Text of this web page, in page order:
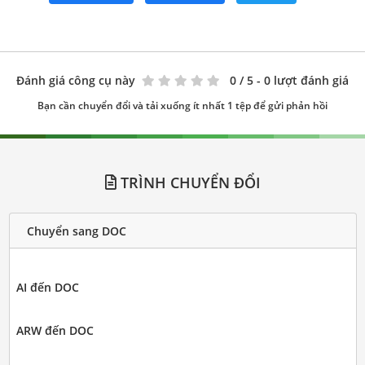
Đánh giá công cụ này 0 / 5 - 0 lượt đánh giá
Bạn cần chuyển đổi và tải xuống ít nhất 1 tệp để gửi phản hồi
TRÌNH CHUYỂN ĐỔI
Chuyển sang DOC
AI đến DOC
ARW đến DOC